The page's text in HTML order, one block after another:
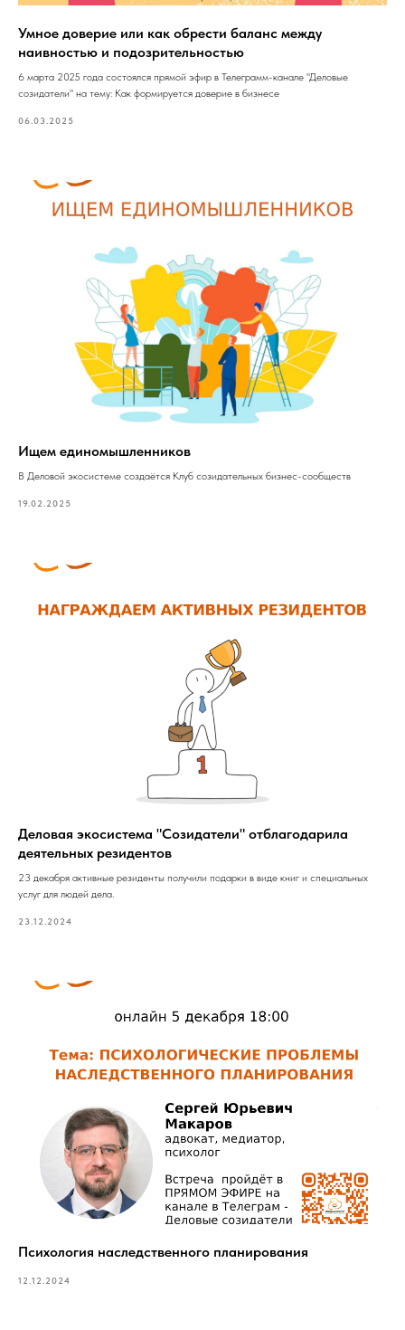
Умное доверие или как обрести баланс между
наивностью и подозрительностью
6 марта 2025 года состоялся прямой эфир в Телеграмм-канале "Деловые
созидатели" на тему: Как формируется доверие в бизнесе
06.03.2025
Ищем единомышленников
В Деловой экосистеме создаётся Клуб созидательных бизнес-сообществ
19.02.2025
Деловая экосистема "Созидатели" отблагодарила
деятельных резидентов
23 декабря активные резиденты получили подарки в виде книг и специальных
услуг для людей дела.
23.12.2024
Психология наследственного планирования
12.12.2024